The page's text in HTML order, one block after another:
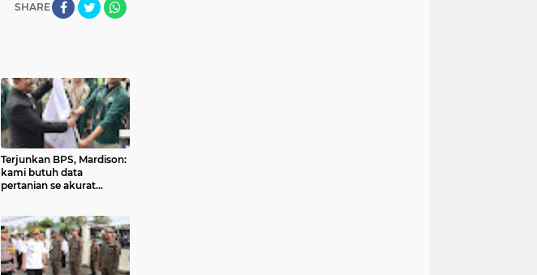
SHARE
Terjunkan BPS, Mardison:
kami butuh data
pertanian se akurat